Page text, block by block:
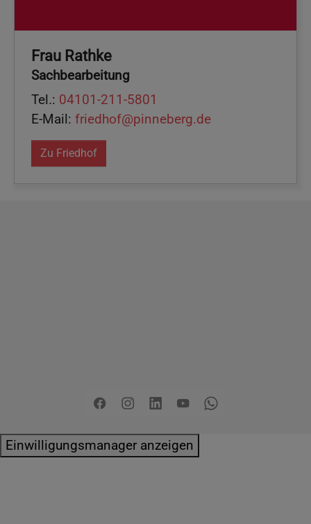
Frau Rathke
Sachbearbeitung
Tel.: 04101-211-5801
E-Mail: friedhof@pinneberg.de
Zu Friedhof
Facebook
Instagram
LinkedIn
YouTubeWhatsapp
Einwilligungsmanager anzeigen